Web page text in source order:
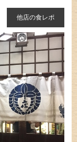
他店の食レポ